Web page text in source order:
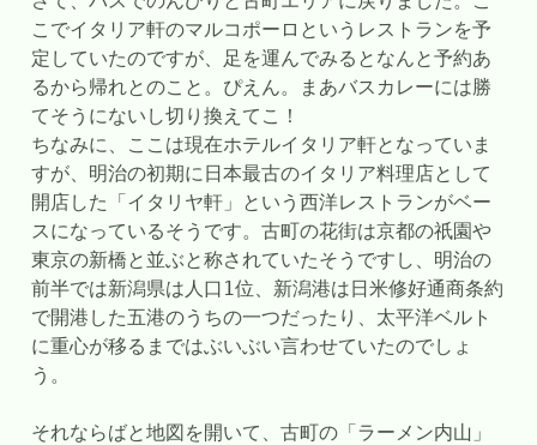
こでイタリア軒のマルコポーロというレストランを予
定していたのですが、足を運んでみるとなんと予約あ
るから帰れとのこと。ぴえん。まあバスカレーには勝
てそうにないし切り換えてこ！
ちなみに、ここは現在ホテルイタリア軒となっていま
すが、明治の初期に日本最古のイタリア料理店として
開店した「イタリヤ軒」という西洋レストランがベー
スになっているそうです。古町の花街は京都の祇園や
東京の新橋と並ぶと称されていたそうですし、明治の
前半では新潟県は人口1位、新潟港は日米修好通商条約
で開港した五港のうちの一つだったり、太平洋ベルト
に重心が移るまではぶいぶい言わせていたのでしょ
う。
それならばと地図を開いて、古町の「ラーメン内山」